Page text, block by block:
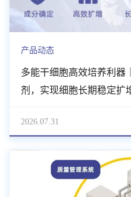
产品动态
多能干细胞高效培养利器
剂，实现细胞长期稳定扩
2026.07.31